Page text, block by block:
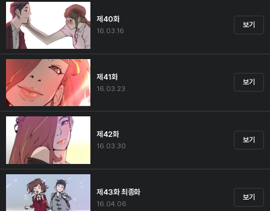
제40화
16.03.16
보기
제41화
16.03.23
보기
제42화
16.03.30
보기
제43화 최종화
16.04.06
보기